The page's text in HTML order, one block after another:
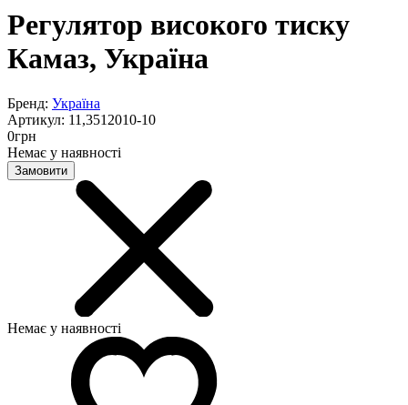
Регулятор високого тиску
Камаз, Україна
Бренд: Україна
Артикул: 11,3512010-10
0грн
Немає у наявності
Замовити
Немає у наявності